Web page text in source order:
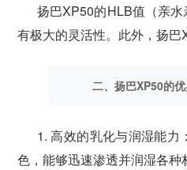
扬巴XP50的HLB值（亲
有极大的灵活性。此外，扬巴
二、扬巴XP50的
1. 高效的乳化与润湿能
色，能够迅速渗透并润湿各种